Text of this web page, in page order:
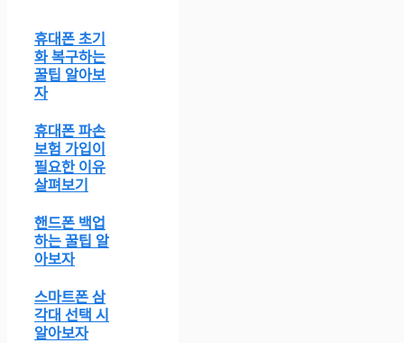
휴대폰 초기
화 복구하는
꿀팁 알아보
자
휴대폰 파손
보험 가입이
필요한 이유
살펴보기
핸드폰 백업
하는 꿀팁 알
아보자
스마트폰 삼
각대 선택 시
알아보자